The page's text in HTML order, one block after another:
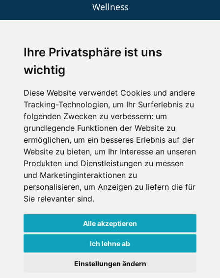
Ihre Privatsphäre ist uns
wichtig
Diese Website verwendet Cookies und andere
Tracking-Technologien, um Ihr Surferlebnis zu
folgenden Zwecken zu verbessern: um
grundlegende Funktionen der Website zu
ermöglichen, um ein besseres Erlebnis auf der
Website zu bieten, um Ihr Interesse an unseren
Produkten und Dienstleistungen zu messen
und Marketinginteraktionen zu
personalisieren, um Anzeigen zu liefern die für
Sie relevanter sind.
Alle akzeptieren
Ich lehne ab
Einstellungen ändern
Wellness
SCHNEEHÖHEN SKI APP
Die Schneehoehen Ski APP für iOS und Android - Ein
Muss für alle Wintersportler und Schneefreaks!
Impressum
Datenschutz
Nutzungsbedingungen
Portale
FAQ Newsletter Mediadaten
Copyright ©2026 Schneemenschen GmbH